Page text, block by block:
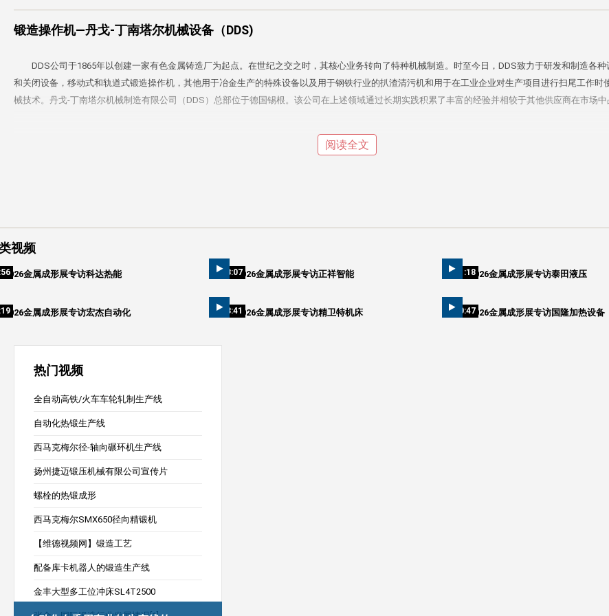
锻造操作机—丹戈-丁南塔尔机械设备（DDS)
DDS公司于1865年以创建一家有色金属铸造厂为起点。在世纪之交之时，其核心业务转向了特种机械制造。时至今日，DDS致力于研发和制造各种
和关闭设备，移动式和轨道式锻造操作机，其他用于冶金生产的特殊设备以及用于钢铁行业的扒渣清污机和用于在工业企业对生产项目进行扫尾工作时
械技术。丹戈-丁南塔尔机械制造有限公司（DDS）总部位于德国锡根。该公司在上述领域通过长期实践积累了丰富的经验并相较于其他供应商在市场中
阅读全文
视频
2026金属成形展专访科达热能 03:072026金属成形展专访正祥智能 01:182026金属成形展专访泰田液压
2026金属成形展专访宏杰自动化 03:412026金属成形展专访精卫特机床 10:472026金属成形展专访国隆加热设备
热门视频
全自动高铁/火车车轮轧制生产线
自动化热锻生产线
西马克梅尔径-轴向碾环机生产线
扬州捷迈锻压机械有限公司宣传片
螺栓的热锻成形
西马克梅尔SMX650径向精锻机
【维德视频网】锻造工艺
配备库卡机器人的锻造生产线
金丰大型多工位冲床SL4T2500